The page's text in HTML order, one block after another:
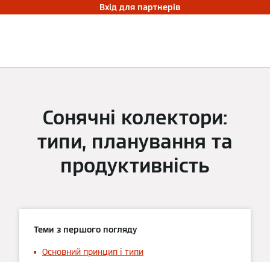
Вхід для партнерів
Сонячні колектори:
типи, планування та
продуктивність
Теми з першого погляду
Основний принцип і типи